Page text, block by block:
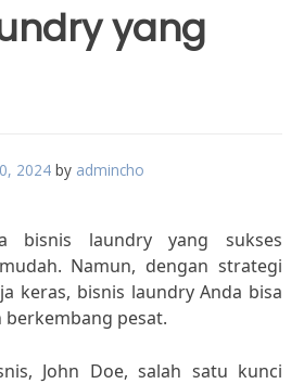
yang
2024 by admincho
bisnis laundry yang sukses
Namun, dengan strategi
keras, bisnis laundry Anda bisa
berkembang pesat.
John Doe, salah satu kunci